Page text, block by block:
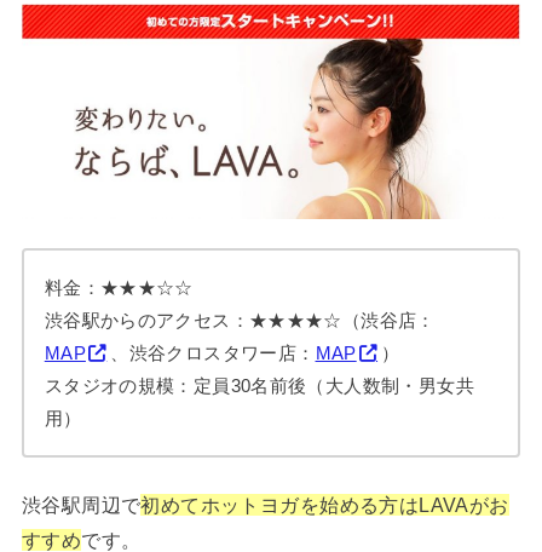
料金：★★★☆☆
渋谷駅からのアクセス：★★★★☆（渋谷店：
MAP
、渋谷クロスタワー店： MAP
）
スタジオの規模：定員30名前後（大人数制・男女共
用）
渋谷駅周辺で初めてホットヨガを始める方はLAVAがお
すすめです。